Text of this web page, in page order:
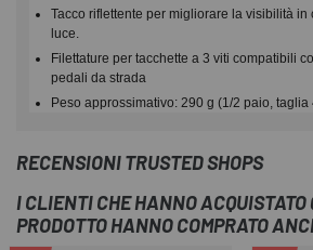
Tacco riflettente per migliorare la visibilità
luce.
Filettature per tacchette a 3 viti compatibili
pedali da strada
Peso approssimativo: 290 g (1/2 paio, taglia
RECENSIONI TRUSTED SHOPS
I CLIENTI CHE HANNO ACQUISTATO
PRODOTTO HANNO COMPRATO